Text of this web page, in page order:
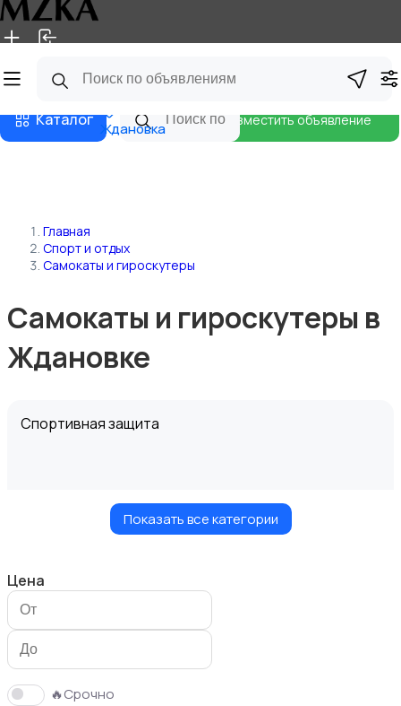
Главная Магазины
Каталог Ждановка
Разместить объявление
Главная
Спорт и отдых
Самокаты и гироскутеры
Самокаты и гироскутеры в
Ждановке
Спортивная защита
Ролики и скейтбординг
Показать все категории
Цена
🔥Срочно